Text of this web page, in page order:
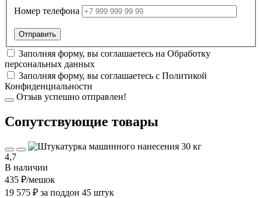
Номер телефона
Заполняя форму, вы соглашаетесь на Обработку
персональных данных
Заполняя форму, вы соглашаетесь с Политикой
Конфиденциальности
Отзыв успешно отправлен!
Cопутствующие товары
4,7
В наличии
435 ₽/мешок
19 575 ₽ за поддон 45 штук